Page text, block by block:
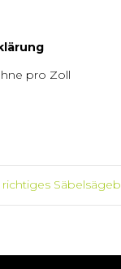
pro Zoll
richtiges